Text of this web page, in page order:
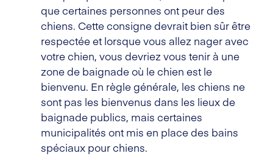
que certaines personnes ont peur des
chiens. Cette consigne devrait bien sûr être
respectée et lorsque vous allez nager avec
votre chien, vous devriez vous tenir à une
zone de baignade où le chien est le
bienvenu. En règle générale, les chiens ne
sont pas les bienvenus dans les lieux de
baignade publics, mais certaines
municipalités ont mis en place des bains
spéciaux pour chiens.